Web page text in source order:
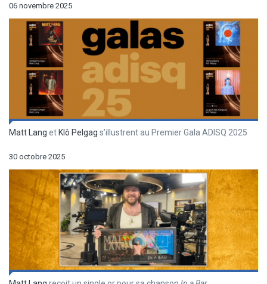
06 novembre 2025
Matt Lang et Klô Pelgag s’illustrent au Premier Gala ADISQ 2025
30 octobre 2025